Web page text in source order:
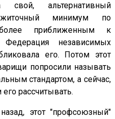
свой, альтернативный
минимум по
приближенным к
Федерация независимых
его. Потом этот
попросили называть
стандартом, а сейчас,
рассчитывать.
этот "профсоюзный"